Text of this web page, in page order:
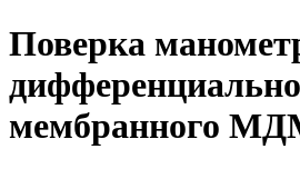
Поверка
мембранного